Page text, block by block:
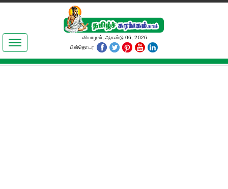
இலக்கியங்கள்
தமிழ் உலகம்
வியாழன், ஆகஸ்டு 06, 2026
பின்தொடர